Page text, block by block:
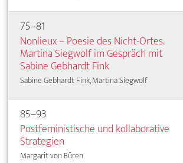
75–81
Nonlieux – Poesie des Nicht-Ortes.
Martina Siegwolf im Gespräch mit
Sabine Gebhardt Fink
Sabine Gebhardt Fink, Martina Siegwolf
85–93
Postfeministische und kollaborative
Strategien
Margarit von Büren